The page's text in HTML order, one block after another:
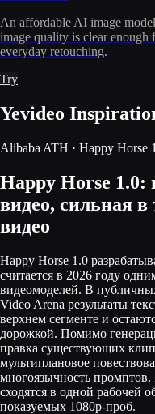
An affordable AI image
image quality is clear enough
everyday retouching.
Try
Yevideo
Alibaba ATH · Happy Horse
Happy Horse
видео, сильная в
видео
Happy Horse 1.0
считается в 2026 году
видеомоделей. В
Video Arena результаты
верхнем сегменте и
дорожкой. Помимо
правка существующих
мультиплановое
многоязычность
сходятся в одной рабочей
показуемых 1080p-проб.